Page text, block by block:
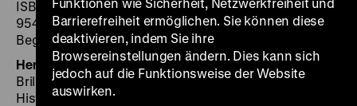
ISBN 978-3-95498-163-2 (deutsch), ISBN 978-3-
95498-172-4 (deutsch mit englischsprachigem
Begleitheft)
Herausgegeben von:Hrsg.: Birgit Bosold, Dorothée
Brill, Detlef Weitz im Auftrags des Deutschen
Historischen Museums und Schwulen Museums*
Barrierefreiheit ermöglichen. Sie können diese
deaktivieren, indem Sie ihre
Browsereinstellungen ändern. Dies kann sich
jedoch auf die Funktionsweise der Website
auswirken.